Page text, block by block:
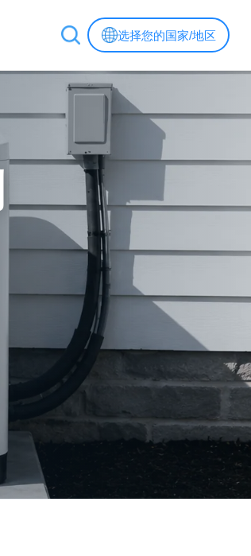
选择您的国家/地区